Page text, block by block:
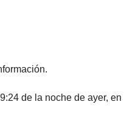
de la noche de ayer,